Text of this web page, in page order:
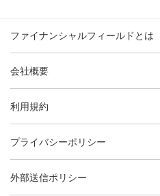
ファイナンシャルフィールドとは
会社概要
利用規約
プライバシーポリシー
外部送信ポリシー